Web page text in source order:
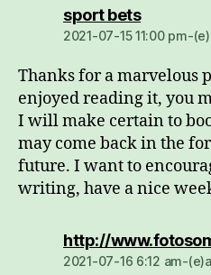
sport betsdio:
2021-07-15 11:00 pm-
Thanks for a marvelous
enjoyed reading it, you
I will make certain to
may come back in the
future. I want to
writing, have a nice
http://
2021-07-16 6:12 am-